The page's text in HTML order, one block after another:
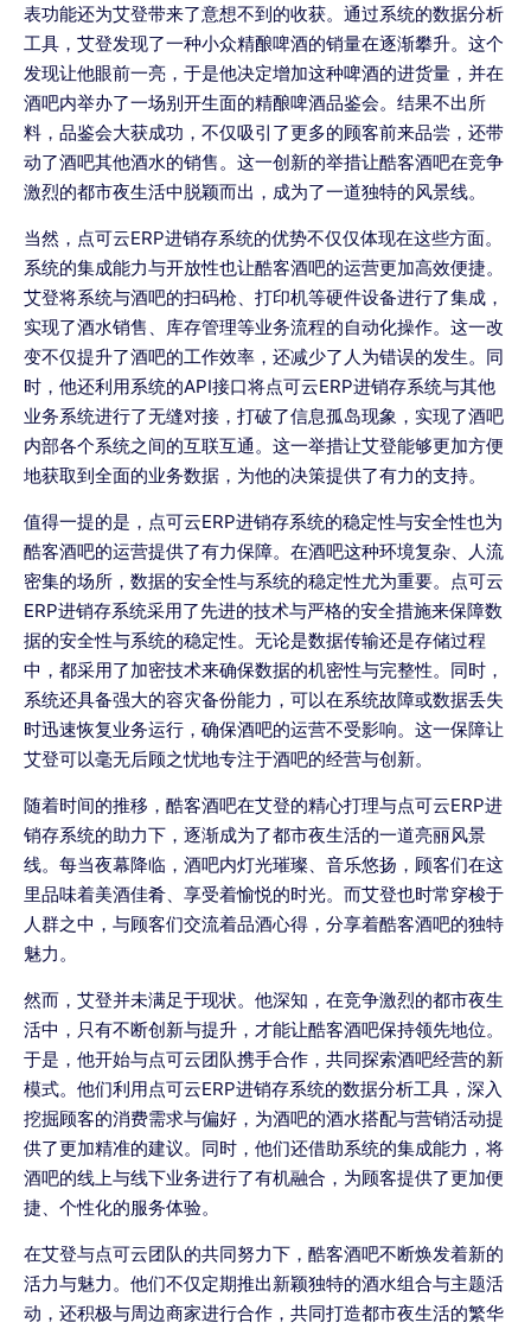
表功能还为艾登带来了意想不到的收获。通过系统的数据分析
工具，艾登发现了一种小众精酿啤酒的销量在逐渐攀升。这个
发现让他眼前一亮，于是他决定增加这种啤酒的进货量，并在
酒吧内举办了一场别开生面的精酿啤酒品鉴会。结果不出所
料，品鉴会大获成功，不仅吸引了更多的顾客前来品尝，还带
动了酒吧其他酒水的销售。这一创新的举措让酷客酒吧在竞争
激烈的都市夜生活中脱颖而出，成为了一道独特的风景线。
当然，点可云ERP进销存系统的优势不仅仅体现在这些方面。
系统的集成能力与开放性也让酷客酒吧的运营更加高效便捷。
艾登将系统与酒吧的扫码枪、打印机等硬件设备进行了集成，
实现了酒水销售、库存管理等业务流程的自动化操作。这一改
变不仅提升了酒吧的工作效率，还减少了人为错误的发生。同
时，他还利用系统的API接口将点可云ERP进销存系统与其他
业务系统进行了无缝对接，打破了信息孤岛现象，实现了酒吧
内部各个系统之间的互联互通。这一举措让艾登能够更加方便
地获取到全面的业务数据，为他的决策提供了有力的支持。
值得一提的是，点可云ERP进销存系统的稳定性与安全性也为
酷客酒吧的运营提供了有力保障。在酒吧这种环境复杂、人流
密集的场所，数据的安全性与系统的稳定性尤为重要。点可云
ERP进销存系统采用了先进的技术与严格的安全措施来保障数
据的安全性与系统的稳定性。无论是数据传输还是存储过程
中，都采用了加密技术来确保数据的机密性与完整性。同时，
系统还具备强大的容灾备份能力，可以在系统故障或数据丢失
时迅速恢复业务运行，确保酒吧的运营不受影响。这一保障让
艾登可以毫无后顾之忧地专注于酒吧的经营与创新。
随着时间的推移，酷客酒吧在艾登的精心打理与点可云ERP进
销存系统的助力下，逐渐成为了都市夜生活的一道亮丽风景
线。每当夜幕降临，酒吧内灯光璀璨、音乐悠扬，顾客们在这
里品味着美酒佳肴、享受着愉悦的时光。而艾登也时常穿梭于
人群之中，与顾客们交流着品酒心得，分享着酷客酒吧的独特
魅力。
然而，艾登并未满足于现状。他深知，在竞争激烈的都市夜生
活中，只有不断创新与提升，才能让酷客酒吧保持领先地位。
于是，他开始与点可云团队携手合作，共同探索酒吧经营的新
模式。他们利用点可云ERP进销存系统的数据分析工具，深入
挖掘顾客的消费需求与偏好，为酒吧的酒水搭配与营销活动提
供了更加精准的建议。同时，他们还借助系统的集成能力，将
酒吧的线上与线下业务进行了有机融合，为顾客提供了更加便
捷、个性化的服务体验。
在艾登与点可云团队的共同努力下，酷客酒吧不断焕发着新的
活力与魅力。他们不仅定期推出新颖独特的酒水组合与主题活
动，还积极与周边商家进行合作，共同打造都市夜生活的繁华